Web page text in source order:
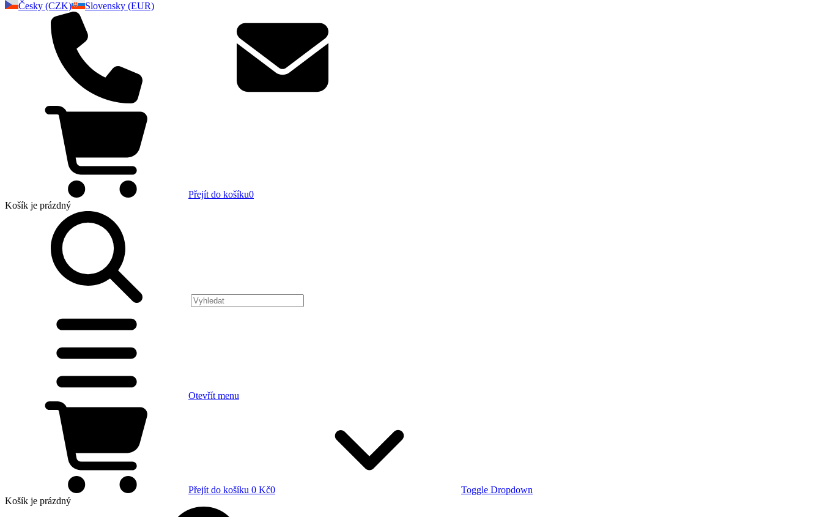
Česky (CZK)
Slovensky (EUR)
Přejít do košíku0
Košík je prázdný
Otevřít menu
Přejít do košíku 0 Kč0
Toggle Dropdown
Košík je prázdný